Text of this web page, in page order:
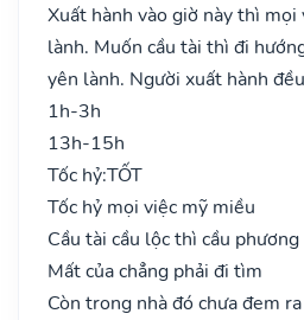
Xuất hành vào giờ này thì
lành. Muốn cầu tài thì đi
yên lành. Người xuất hành
1h-3h
13h-15h
Tốc hỷ:TỐT
Tốc hỷ mọi việc mỹ miều
Cầu tài cầu lộc thì cầu phương
Mất của chẳng phải đi tìm
Còn trong nhà đó chưa đem